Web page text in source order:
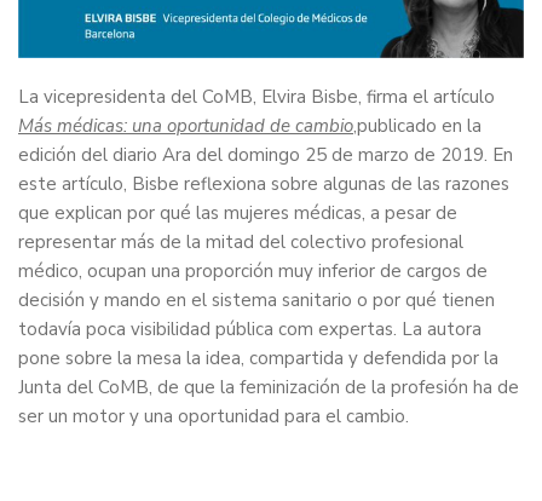
La vicepresidenta del CoMB, Elvira Bisbe, firma el artículo
Más médicas: una oportunidad de cambio,publicado en la
edición del diario Ara del domingo 25 de marzo de 2019. En
este artículo, Bisbe reflexiona sobre algunas de las razones
que explican por qué las mujeres médicas, a pesar de
representar más de la mitad del colectivo profesional
médico, ocupan una proporción muy inferior de cargos de
decisión y mando en el sistema sanitario o por qué tienen
todavía poca visibilidad pública com expertas. La autora
pone sobre la mesa la idea, compartida y defendida por la
Junta del CoMB, de que la feminización de la profesión ha de
ser un motor y una oportunidad para el cambio.